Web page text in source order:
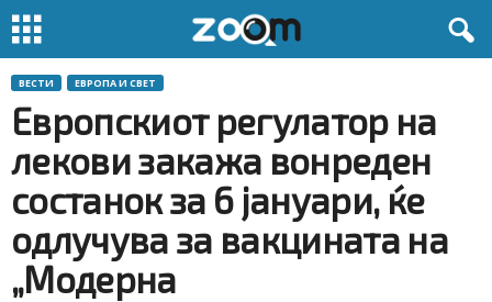
ВЕСТИ ЕВРОПА И СВЕТ
Европскиот регулатор на
лекови закажа вонреден
состанок за 6 јануари, ќе
одлучува за вакцината на
„Модерна